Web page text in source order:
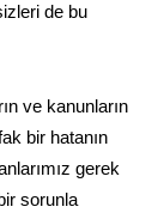
de bu
ve kanunların
bir hatanın
gerek
sorunla